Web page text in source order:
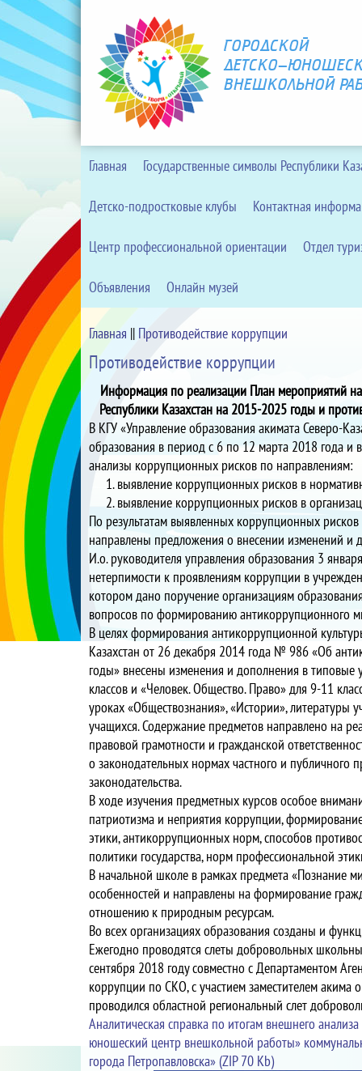
ГОРОДСКОЙ
ДЕТСКО-
ВНЕШКОЛЬНОЙ
Главная Государственные символы Республики
Детско-подростковые клубы Контактная
Центр профессиональной ориентации Отдел
Объявления Онлайн музей
Главная || Противодействие коррупции
Противодействие коррупции
Информация по реализации План мероприятий
Республики Казахстан на 2015-2025 годы и
В КГУ «Управление образования акимата Северо-
образования в период с 6 по 12 марта 2018 года
анализы коррупционных рисков по направлениям:
выявление коррупционных рисков в
выявление коррупционных рисков в
По результатам выявленных коррупционных
направлены предложения о внесении изменений и
И.о. руководителя управления образования 3
нетерпимости к проявлениям коррупции в
котором дано поручение организациям
вопросов по формированию антикоррупционного
В целях формирования антикоррупционной
Казахстан от 26 декабря 2014 года № 986 «Об
годы» внесены изменения и дополнения в
классов и «Человек. Общество. Право» для 9-11
уроках «Обществознания», «Истории», литературы
учащихся. Содержание предметов направлено на
правовой грамотности и гражданской
о законодательных нормах частного и
законодательства.
В ходе изучения предметных курсов особое
патриотизма и неприятия коррупции,
этики, антикоррупционных норм, способов
политики государства, норм профессиональной
В начальной школе в рамках предмета «Познание
особенностей и направлены на формирование
отношению к природным ресурсам.
Во всех организациях образования созданы и
Ежегодно проводятся слеты добровольных
сентября 2018 году совместно с Департаментом
коррупции по СКО, с участием заместителем
проводился областной региональный слет
Аналитическая справка по итогам внешнего
юношеский центр внешкольной работы»
города Петропавловска» (ZIP 70 Kb)